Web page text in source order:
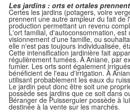
Les jardins : orts et ortales
Certes les jardins (potagers, voire
prennent une autre ampleur du fait de
production permettant un revenu
L'ort familial, d'autoconsommation,
visionnement d'une famille, ou
elle n'est pas toujours individualisée,
Cette intensification jardinière fait
régulièrement fumées. À Aniane, par
fumier. Les orts sont également
bénéficient de l'eau d'irrigation. À
utilisant probablement les eaux du
Le jardin peut donc être soit une
possède ses jardins que ce soit dans
Béranger de Puisserguier possède à
destinée à la vente sur les marchés.